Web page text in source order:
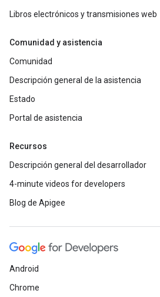
Libros electrónicos y transmisiones web
Comunidad y asistencia
Comunidad
Descripción general de la asistencia
Estado
Portal de asistencia
Recursos
Descripción general del desarrollador
4-minute videos for developers
Blog de Apigee
Android
Chrome